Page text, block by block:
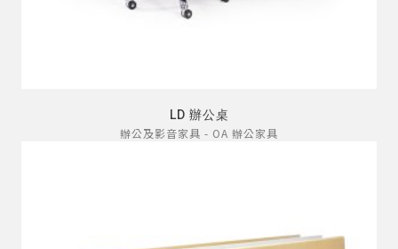
LD 辦公桌
辦公及影音家具 - OA 辦公家具